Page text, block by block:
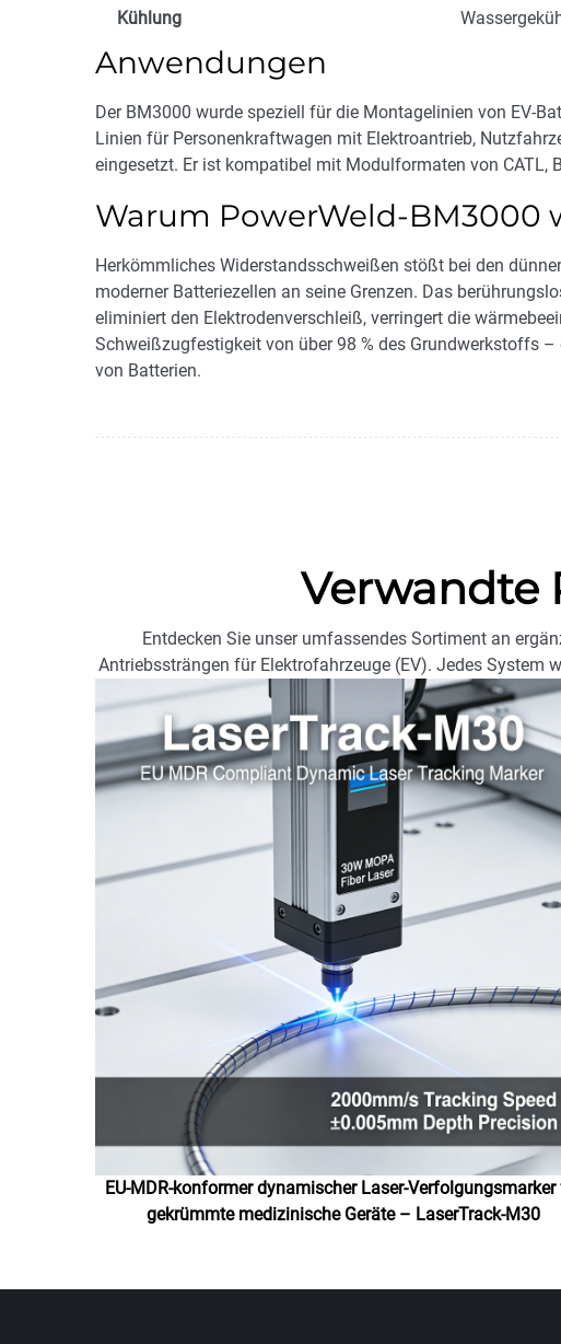
Kühlung
Anwendungen
Der BM3000 wurde speziell für die Montagelinien von EV-
Linien für Personenkraftwagen mit Elektroantrieb,
eingesetzt. Er ist kompatibel mit Modulformaten von CATL,
Warum PowerWeld-BM3000
Herkömmliches Widerstandsschweißen stößt bei den
moderner Batteriezellen an seine Grenzen. Das
eliminiert den Elektrodenverschleiß, verringert die
Schweißzugfestigkeit von über 98 % des Grundwerkstoffs
von Batterien.
Verwandte
Entdecken Sie unser umfassendes Sortiment an
Antriebssträngen für Elektrofahrzeuge (EV). Jedes
EU-MDR-konformer dynamischer Laser-Verfolgungsmarker
gekrümmte medizinische Geräte – LaserTrack-M30